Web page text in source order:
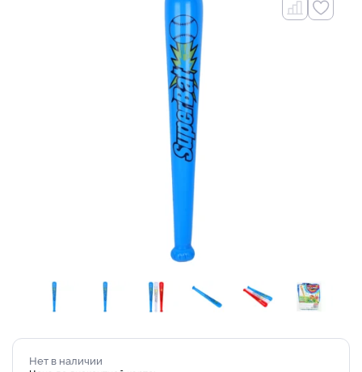
Нет в наличии